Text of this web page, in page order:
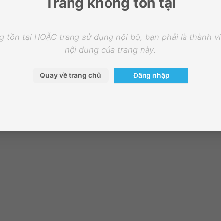
tồn tại HOẶC trang sử dụng nội bộ, bạn phải là thành
nội dung của trang này.
Quay về trang chủ Đăng nhập